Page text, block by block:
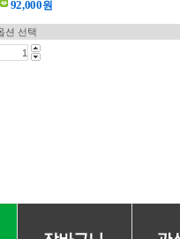
92,000원